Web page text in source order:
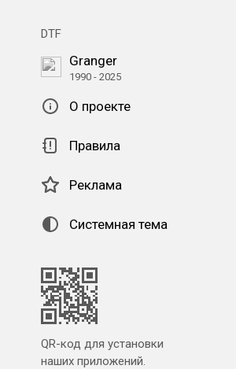
DTF
Granger
1990 - 2025
О проекте
Правила
Реклама
Системная тема
QR-код для установки
наших приложений.